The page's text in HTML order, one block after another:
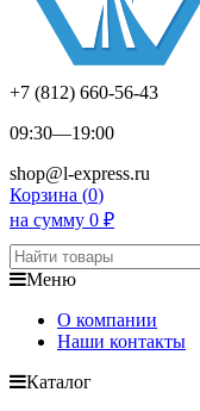
+7 (812) 660-56-43
09:30—19:00
shop@l-express.ru
Корзина (0)
на сумму 0 ₽
Меню
О компании
Наши контакты
Каталог